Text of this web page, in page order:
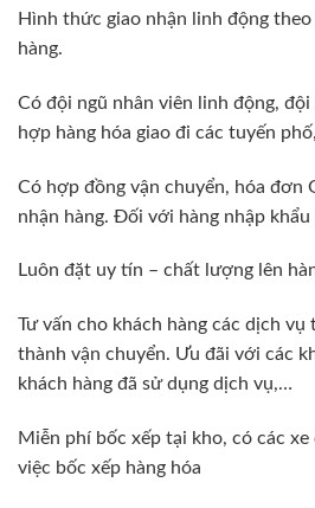
Hình thức giao nhận linh động theo
hàng.
Có đội ngũ nhân viên linh động,
hợp hàng hóa giao đi các tuyến
Có hợp đồng vận chuyển, hóa đơn
nhận hàng. Đối với hàng nhập
Luôn đặt uy tín – chất lượng lên
Tư vấn cho khách hàng các dịch vụ
thành vận chuyển. Ưu đãi với các
khách hàng đã sử dụng dịch vụ,…
Miễn phí bốc xếp tại kho, có các
việc bốc xếp hàng hóa